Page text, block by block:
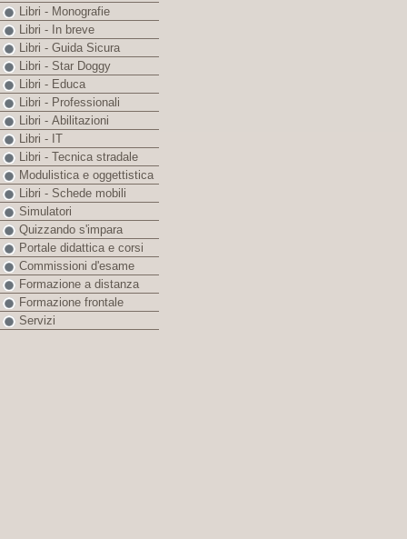
Libri - Monografie
Libri - In breve
Libri - Guida Sicura
Libri - Star Doggy
Libri - Educa
Libri - Professionali
Libri - Abilitazioni
Libri - IT
Libri - Tecnica stradale
Modulistica e oggettistica
Libri - Schede mobili
Simulatori
Quizzando s'impara
Portale didattica e corsi
Commissioni d'esame
Formazione a distanza
Formazione frontale
Servizi